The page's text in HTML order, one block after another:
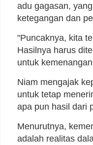
adu gagasan,
ketegangan dan
"Puncaknya, kita
Hasilnya harus
untuk
Niam mengajak
untuk tetap
apa pun hasil dari
Menurutnya,
adalah realitas